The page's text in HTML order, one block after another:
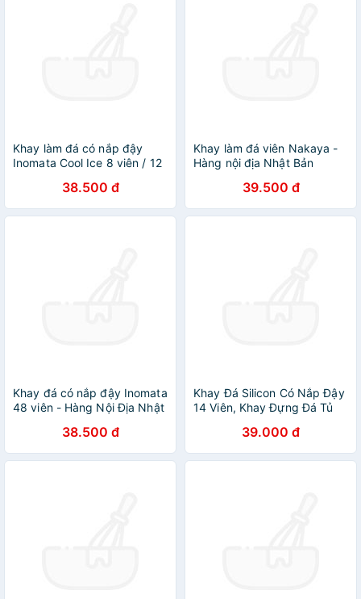
Khay làm đá có nắp đậy
Inomata Cool Ice 8 viên / 12
Nhật Bản |#Made in Japan
38.500 đ
Khay làm đá viên Nakaya -
Hàng nội địa Nhật Bản
39.500 đ
Khay đá có nắp đậy Inomata
48 viên - Hàng Nội Địa Nhật
38.500 đ
Khay Đá Silicon Có Nắp Đậy
14 Viên, Khay Đựng Đá Tủ
Bảo Quản Chống Mùi Tuyệt
Đối- Hàng Loại 1
39.000 đ